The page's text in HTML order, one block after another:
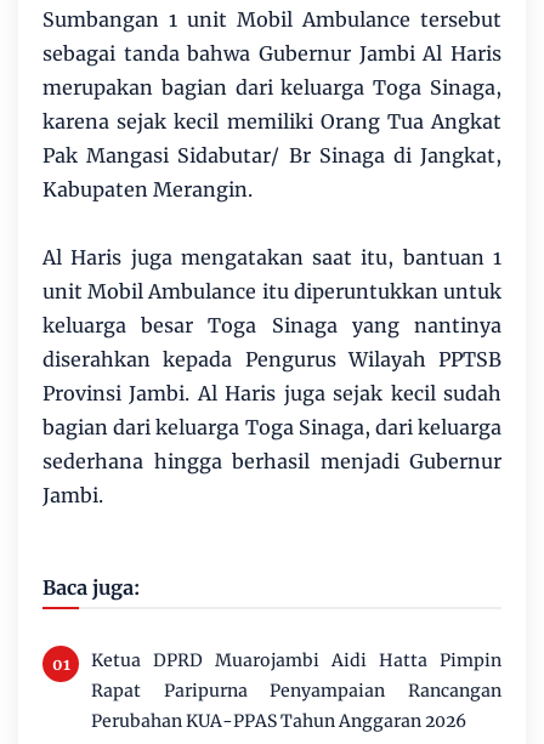
Sumbangan 1 unit Mobil Ambulance tersebut
sebagai tanda bahwa Gubernur Jambi Al Haris
merupakan bagian dari keluarga Toga Sinaga,
karena sejak kecil memiliki Orang Tua Angkat
Pak Mangasi Sidabutar/ Br Sinaga di Jangkat,
Kabupaten Merangin.
Al Haris juga mengatakan saat itu, bantuan 1
unit Mobil Ambulance itu diperuntukkan untuk
keluarga besar Toga Sinaga yang nantinya
diserahkan kepada Pengurus Wilayah PPTSB
Provinsi Jambi. Al Haris juga sejak kecil sudah
bagian dari keluarga Toga Sinaga, dari keluarga
sederhana hingga berhasil menjadi Gubernur
Jambi.
Baca juga:
Ketua DPRD Muarojambi Aidi Hatta Pimpin
Rapat Paripurna Penyampaian Rancangan
Perubahan KUA-PPAS Tahun Anggaran 2026